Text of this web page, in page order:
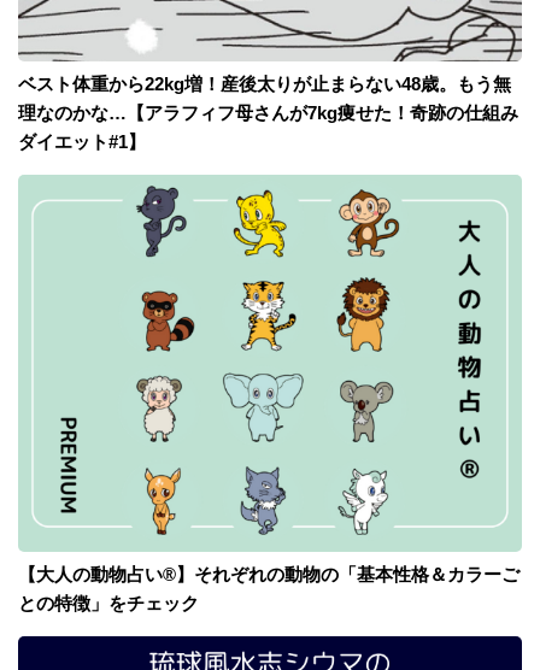
ベスト体重から22kg増！産後太りが止まらない48歳。もう無
理なのかな…【アラフィフ母さんが7kg痩せた！奇跡の仕組み
ダイエット#1】
【大人の動物占い®】それぞれの動物の「基本性格＆カラーご
との特徴」をチェック